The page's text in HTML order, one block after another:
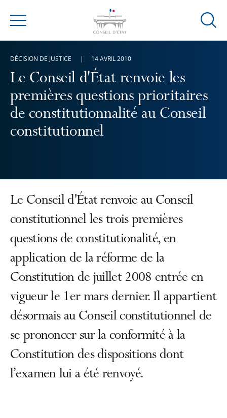
Menu
Ouvrir
Le Conseil d'État renvoie les
premières questions prioritaires
de constitutionnalité au Conseil
constitutionnel
DÉCISION DE JUSTICE 14 AVRIL 2010
Le Conseil d'État renvoie au Conseil
constitutionnel les trois premières
questions de constitutionalité, en
application de la réforme de la
Constitution de juillet 2008 entrée en
vigueur le 1er mars dernier. Il appartient
désormais au Conseil constitutionnel de
se prononcer sur la conformité à la
Constitution des dispositions dont
l’examen lui a été renvoyé.